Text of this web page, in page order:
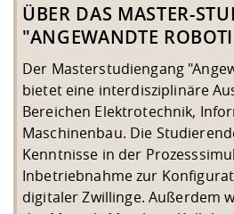
ÜBER DAS MASTER-
"ANGEWANDTE
Der Masterstudiengang
bietet eine interdisziplinäre
Bereichen Elektrotechnik,
Maschinenbau. Die
Kenntnisse in der
Inbetriebnahme zur
digitaler Zwillinge. Außerdem